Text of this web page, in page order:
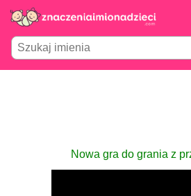
Nowa gra do grania z